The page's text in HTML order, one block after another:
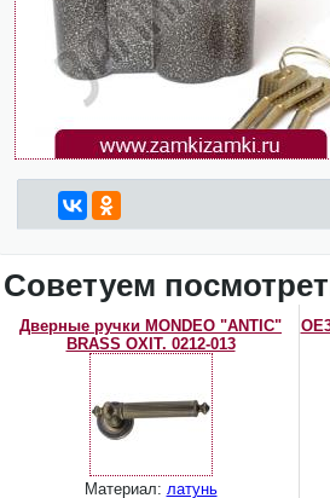
Советуем
Дверные ручки MONDEO "ANTIC"
BRASS OXIT. 0212-013
Материал: латунь